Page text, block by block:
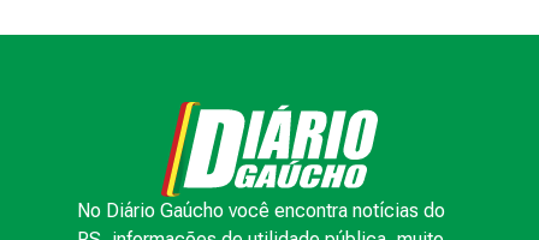
No Diário Gaúcho você encontra notícias do